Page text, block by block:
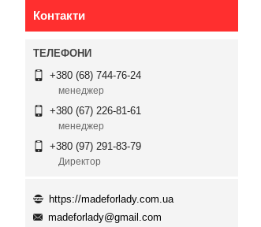
Контакти
+380 (68) 744-76-24
менеджер
+380 (67) 226-81-61
менеджер
+380 (97) 291-83-79
Директор
https://madeforlady.com.ua
madeforlady@gmail.com